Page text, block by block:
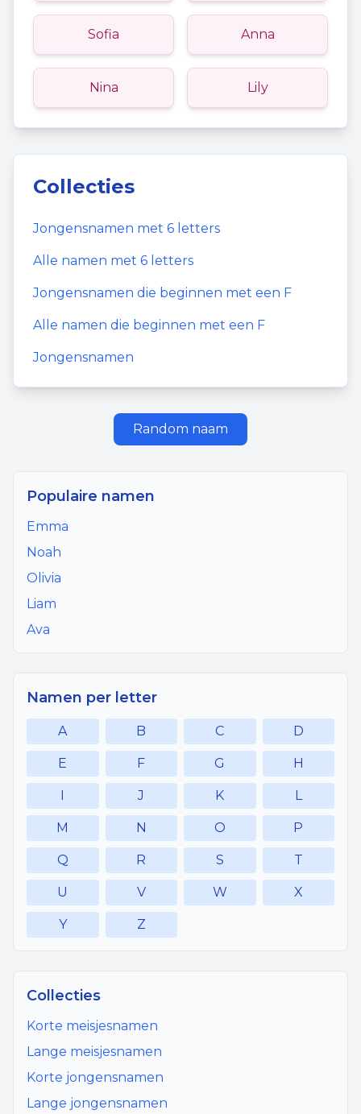
Sofia Anna
Nina Lily
Collecties
Jongensnamen met 6 letters
Alle namen met 6 letters
Jongensnamen die beginnen met een F
Alle namen die beginnen met een F
Jongensnamen
Random naam
Populaire namen
Emma
Noah
Olivia
Liam
Ava
Namen per letter
A B C D
E F G H
I J K L
M N O P
Q R S T
U V W X
Y Z
Collecties
Korte meisjesnamen
Lange meisjesnamen
Korte jongensnamen
Lange jongensnamen